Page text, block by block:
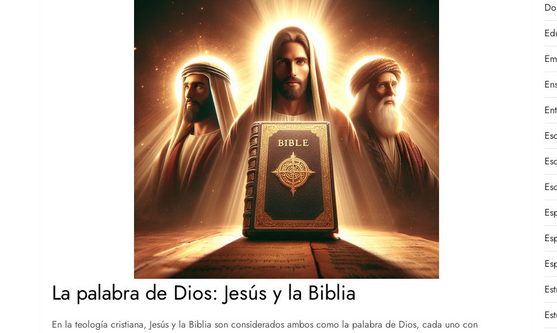
La palabra de Dios: Jesús y la Biblia
En la teología cristiana, Jesús y la Biblia son considerados ambos como la palabra de Dios, cada uno con